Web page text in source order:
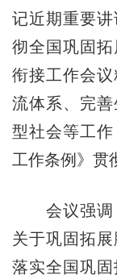
记近期重要
彻全国巩固
衔接工作会
流体系、完
型社会等工
工作条例》贯
会议强调，
关于巩固拓
落实全国巩